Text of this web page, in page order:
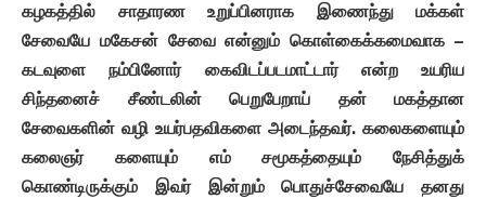
கழகத்தில்
சாதாரண உறுப்பினராக இணைந்து
மக்கள்
சேவையே மகேசன் சேவை என்னும் கொள்கைக்கமைவாக –
கடவுளை
நம்பினோர் கைவிடப்படமாட்டார் என்ற
உயரிய
சிந்தனைச்
சீண்டலின் பெறுபேறாய் தன்
மகத்தான
சேவைகளின் வழி உயர்பதவிகளை அடைந்தவர். கலைகளையும்
கலைஞர் களையும்
எம் சமூகத்தையும்
நேசித்துக்
கொண்டிருக்கும்
இவர் இன்றும் பொதுச்சேவையே
தனது